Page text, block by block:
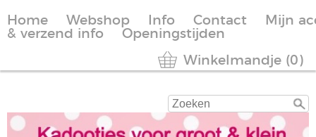
Home Webshop Info Contact
Mijn
& verzend info
Openingstijden
Winkelmandje (0)